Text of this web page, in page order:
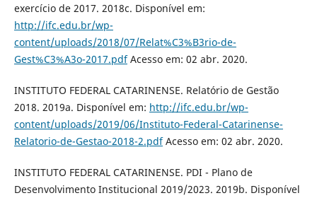
exercício de 2017. 2018c. Disponível em:
http://ifc.edu.br/wp-
content/uploads/2018/07/Relat%C3%B3rio-de-
Gest%C3%A3o-2017.pdfAcesso em: 02 abr. 2020.
INSTITUTO FEDERAL CATARINENSE. Relatório de Gestão
2018. 2019a. Disponível em: http://ifc.edu.br/wp-
content/uploads/2019/06/Instituto-Federal-Catarinense-
Relatorio-de-Gestao-2018-2.pdfAcesso em: 02 abr. 2020.
INSTITUTO FEDERAL CATARINENSE. PDI - Plano de
Desenvolvimento Institucional 2019/2023. 2019b. Disponível